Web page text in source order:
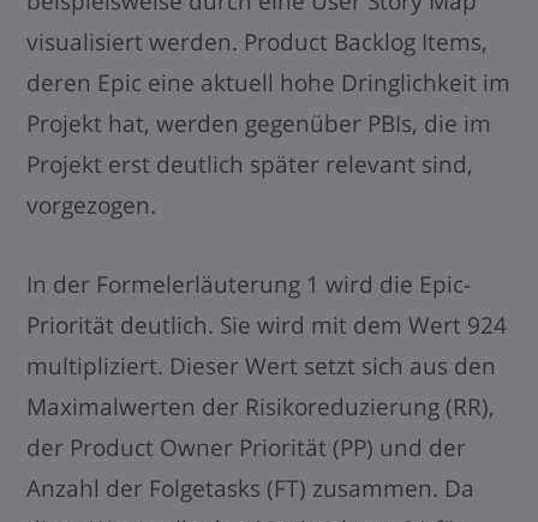
visualisiert werden. Product Backlog Items,
deren Epic eine aktuell hohe Dringlichkeit im
Projekt hat, werden gegenüber PBIs, die im
Projekt erst deutlich später relevant sind,
vorgezogen.
In der Formelerläuterung 1 wird die Epic-
Priorität deutlich. Sie wird mit dem Wert 924
multipliziert. Dieser Wert setzt sich aus den
Maximalwerten der Risikoreduzierung (RR),
der Product Owner Priorität (PP) und der
Anzahl der Folgetasks (FT) zusammen. Da